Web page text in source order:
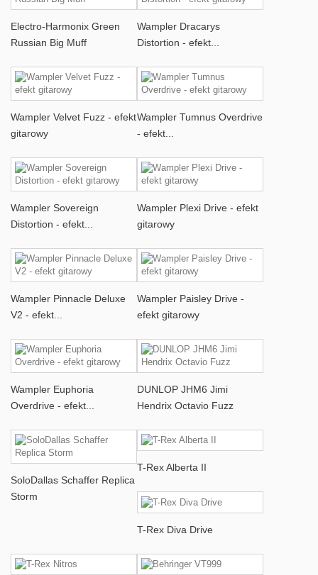
Electro-Harmonix Green
Russian Big Muff
Wampler Dracarys
Distortion - efekt...
Wampler Velvet Fuzz - efekt
gitarowy
Wampler Tumnus Overdrive
- efekt...
Wampler Sovereign
Distortion - efekt...
Wampler Plexi Drive - efekt
gitarowy
Wampler Pinnacle Deluxe
V2 - efekt...
Wampler Paisley Drive -
efekt gitarowy
Wampler Euphoria
Overdrive - efekt...
DUNLOP JHM6 Jimi
Hendrix Octavio Fuzz
SoloDallas Schaffer Replica
Storm
T-Rex Alberta II
T-Rex Diva Drive